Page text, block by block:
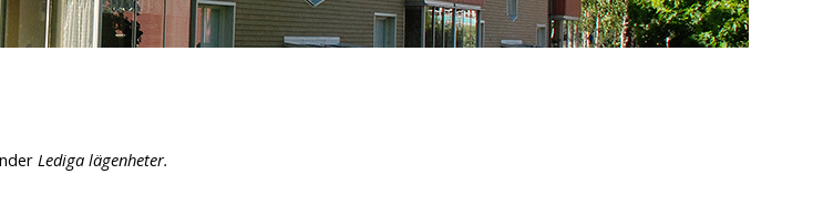
Lediga lägenheter.